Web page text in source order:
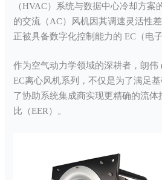
（HVAC）系统与数据中心冷却方案
的交流（AC）风机因其调速灵活性
正被具备数字化控制能力的 EC（电
作为空气动力学领域的深耕者，朗伟
EC离心风机系列，不仅是为了满足
了协助系统集成商实现更精确的流体
比（EER）。